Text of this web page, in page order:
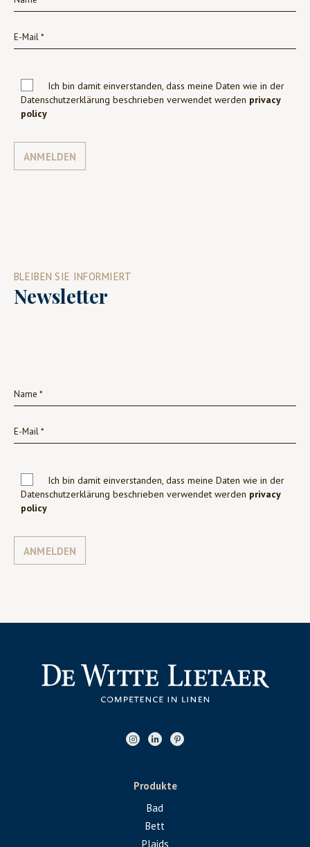
Ich bin damit einverstanden, dass meine Daten wie in der
Datenschutzerklärung beschrieben verwendet werden privacy
policy
ANMELDEN
BLEIBEN SIE INFORMIERT
Newsletter
Ich bin damit einverstanden, dass meine Daten wie in der
Datenschutzerklärung beschrieben verwendet werden privacy
policy
ANMELDEN
Produkte
Bad
Bett
Plaids